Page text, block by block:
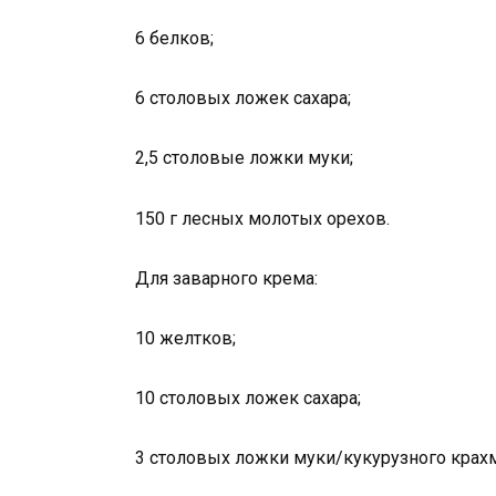
6 белков;
6 столовых ложек сахара;
2,5 столовые ложки муки;
150 г лесных молотых орехов.
Для заварного крема:
10 желтков;
10 столовых ложек сахара;
3 столовых ложки муки/кукурузного